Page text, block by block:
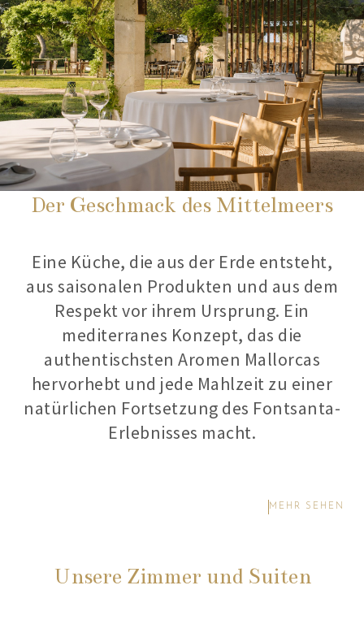
Der Geschmack des Mittelmeers
Eine Küche, die aus der Erde entsteht,
aus saisonalen Produkten und aus dem
Respekt vor ihrem Ursprung. Ein
mediterranes Konzept, das die
authentischsten Aromen Mallorcas
hervorhebt und jede Mahlzeit zu einer
natürlichen Fortsetzung des Fontsanta-
Erlebnisses macht.
MEHR SEHEN
Unsere Zimmer und Suiten